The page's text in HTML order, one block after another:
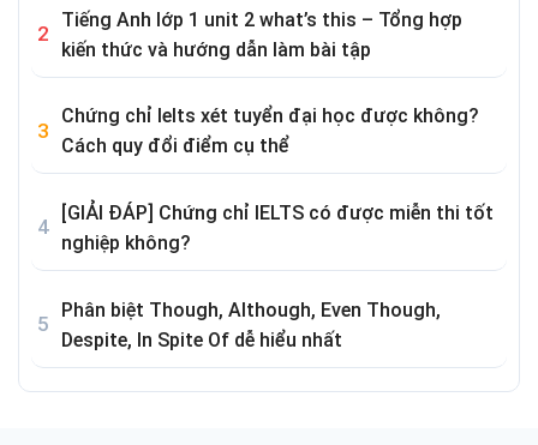
Tiếng Anh lớp 1 unit 2 what’s this – Tổng hợp
kiến thức và hướng dẫn làm bài tập
Chứng chỉ Ielts xét tuyển đại học được không?
Cách quy đổi điểm cụ thể
[GIẢI ĐÁP] Chứng chỉ IELTS có được miễn thi tốt
nghiệp không?
Phân biệt Though, Although, Even Though,
Despite, In Spite Of dễ hiểu nhất